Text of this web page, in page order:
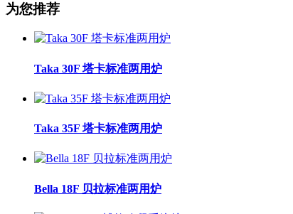
为您推荐
Taka 30F 塔卡标准两用炉
Taka 35F 塔卡标准两用炉
Bella 18F 贝拉标准两用炉